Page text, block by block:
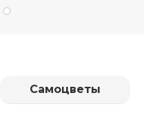
Самоцветы